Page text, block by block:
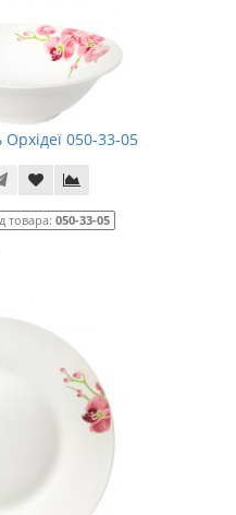
050-33-05
товара: 050-33-05